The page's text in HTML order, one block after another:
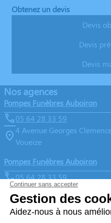
Obtenez un devis
Devis
Devis
Devis
Nos agences
Pompes Funèbres Auboiron
05 64 28 33 59
4 Avenue Georges
Voueize
Pompes Funèbres Auboiron
05 64 28 33 59
pf.auboiron@gmail.com
67 Avenue de la
4.9/5 - 50 avis